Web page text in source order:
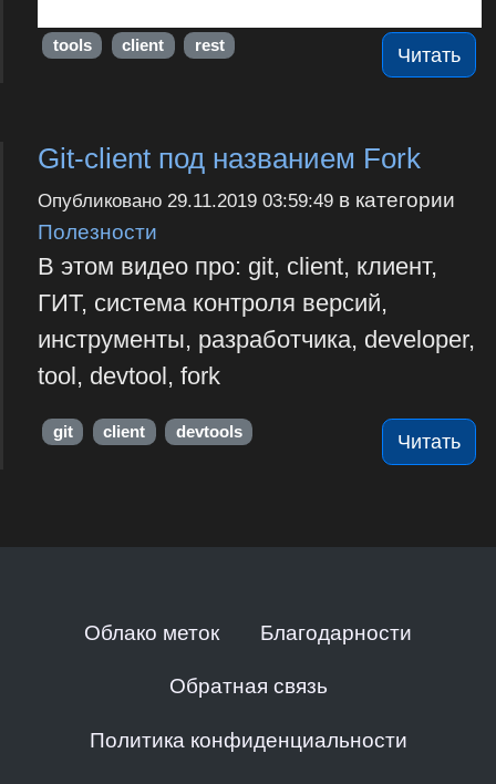
Читать
tools client rest
Git-client под названием Fork
Опубликовано 29.11.2019 03:59:49в категории
Полезности
В этом видео про: git, client, клиент,
ГИТ, система контроля версий,
инструменты, разработчика, developer,
tool, devtool, fork
Читать
git client devtools
Облако меток Благодарности
Обратная связь
Политика конфиденциальности